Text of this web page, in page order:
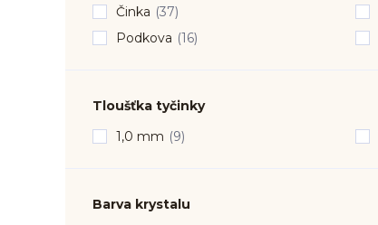
Činka (37)
Podkova (16)
Tloušťka tyčinky
1,0 mm (9)
Barva krystalu